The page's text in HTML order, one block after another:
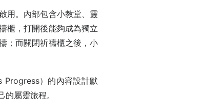
用。內部包含小教堂、靈
櫃，打開後能夠成為獨立
；而關閉祈禱櫃之後，小
Progress）的內容設計默
屬靈旅程。